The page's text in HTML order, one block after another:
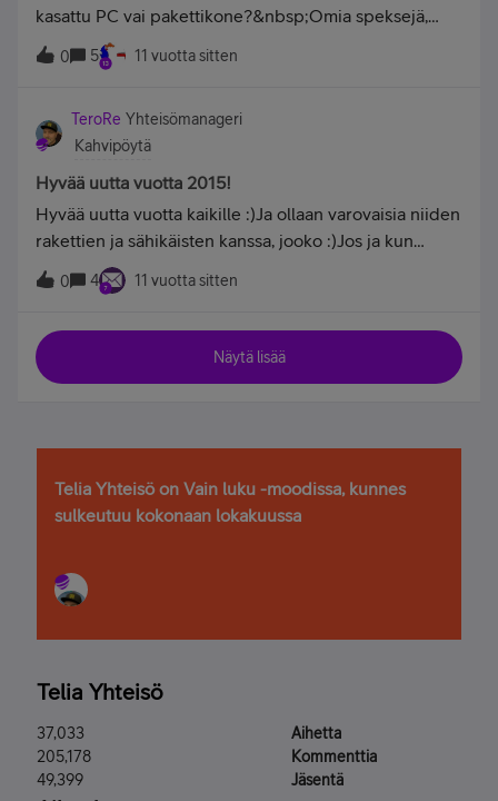
kasattu PC vai pakettikone?&nbsp;Omia speksejä,
läppäri:&nbsp;Intel Core i7-4810MQ 2.80GHz
(3.80GHz Turbo Boost) Intel HD 4600 Nvidia GeForce
2x120GB MSI Super Raid0 PCIe SSD + 1TB Hitachi
7200rpm HDD 1920x1080 FHD 17.3" Anti-Glare
SteelSeries MSI Dragon Edition Headphones
SteelSeries MSI Gaming Mouse Windows Enterprise
N x64 SP1&nbsp;&nbsp;Hintaa yhteensä 2300e
0 5 11 vuotta sitten
TeroRe Yhteisömanageri
Kahvipöytä
Hyvää uutta vuotta 2015!
Hyvää uutta vuotta kaikille :)Ja ollaan varovaisia niiden
rakettien ja sähikäisten kanssa, jooko :)Jos ja kun
otatte hyviä kuvia ilotulituksista niin postailkaahan niitä
tähän jatkoksi notta pääsemme kaikki ihailemaan
0 4 11 vuotta sitten
Näytä lisää
Telia Yhteisö on Vain luku -moodissa, kunnes
sulkeutuu kokonaan lokakuussa
Telia Yhteisö
37,033
Aihetta
205,178
Kommenttia
49,399
Jäsentä